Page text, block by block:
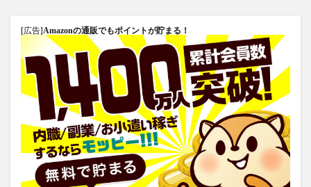
[広告]Amazonの通販でもポイントが貯まる！